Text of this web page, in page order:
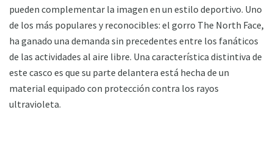
pueden complementar la imagen en un estilo deportivo. Uno
de los más populares y reconocibles: el gorro The North Face,
ha ganado una demanda sin precedentes entre los fanáticos
de las actividades al aire libre. Una característica distintiva de
este casco es que su parte delantera está hecha de un
material equipado con protección contra los rayos
ultravioleta.